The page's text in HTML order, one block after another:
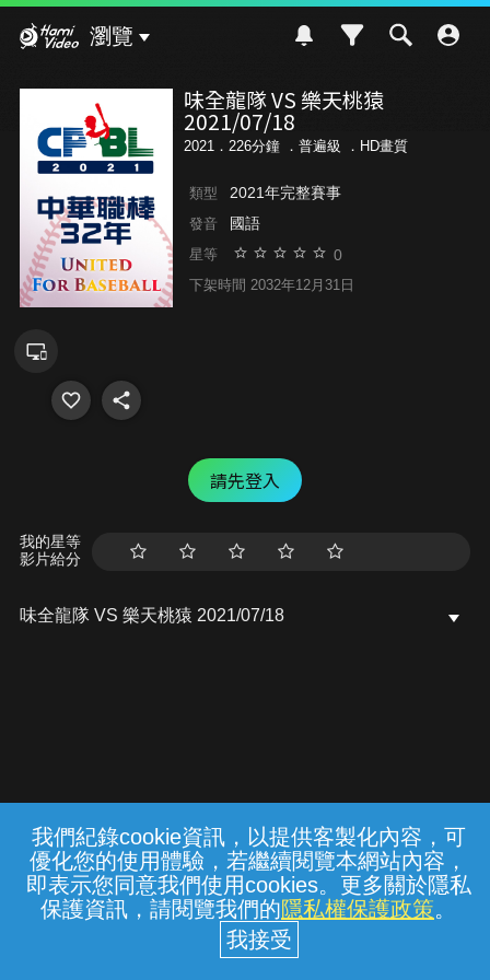
我們紀錄cookie資訊，以提供客製化內容，可
優化您的使用體驗，若繼續閱覽本網站內容，
即表示您同意我們使用cookies。更多關於隱私
保護資訊，請閱覽我們的隱私權保護政策。
瀏覽
味全龍隊 VS 樂天桃猿
2021/07/18
2021．226分鐘 ． 普遍級 ．HD畫質
類型 2021年完整賽事
發音 國語
星等 0
下架時間 2032年12月31日
請先登入
我的星等
影片給分
味全龍隊 VS 樂天桃猿 2021/07/18
常見問題 線上客服 服務條款 隱私權保護
中華電信股份有限公司個人家庭分公司
(統一編號：96979949) © 2026
{{notifyMsg}}